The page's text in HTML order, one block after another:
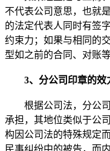
不代表公司意思，也就
的法定代表人同时有签
约束力；如果与相同的
型如之前的合同、对账
3、分公司印章的效
根据公司法，分公司
承担，其地位类似于公
构因公司法的特殊规定
民事纠纷中的被告，而